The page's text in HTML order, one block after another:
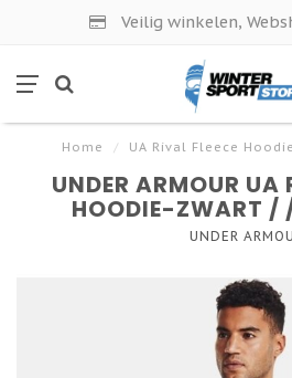
Veilig winkelen,
Home / UA Rival Fleece
UNDER ARMOUR UA
HOODIE-ZWART /
UNDER